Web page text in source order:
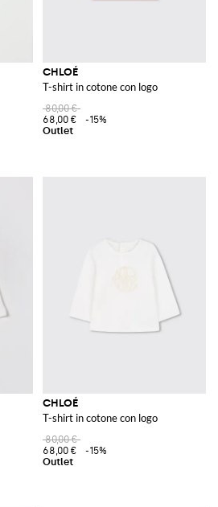
CHLOÉ
T-shirt in cotone con logo
80,00 €
68,00 €
-15%
CHLOÉ
T-shirt in cotone con logo
80,00 €
68,00 €
-15%